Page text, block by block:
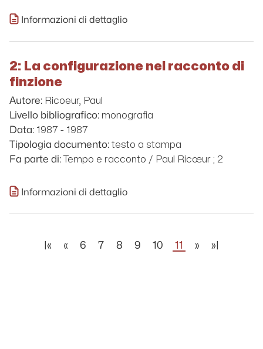
Informazioni di dettaglio
2: La configurazione nel racconto di
finzione
Autore: Ricoeur, Paul
Livello bibliografico: monografia
Data: 1987 - 1987
Tipologia documento: testo a stampa
Fa parte di: Tempo e racconto / Paul Ricœur ; 2
Informazioni di dettaglio
|« « 6 7 8 9 10 11 » »|